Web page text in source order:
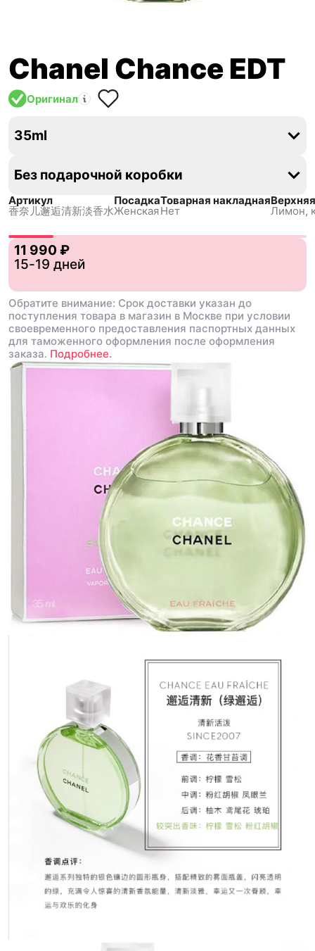
Chanel Chance EDT
Оригинал
35ml
Без подарочной коробки
Артикул
香奈儿邂逅清新淡香水
Посадка
Женская
Товарная накладная
Нет Лимон,
11 990 ₽
15-19 дней
Обратите внимание: Срок доставки указан до
поступления товара в магазин в Москве при условии
своевременного предоставления паспортных данных
для таможенного оформления после оформления
заказа. Подробнее.